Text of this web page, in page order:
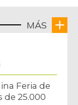
MÁS
Feria de
de 25.000